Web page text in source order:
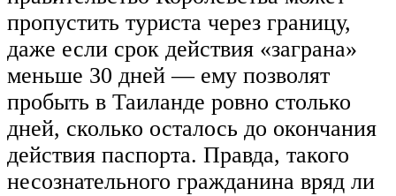
пропустить туриста через границу,
даже если срок действия «заграна»
меньше 30 дней — ему позволят
пробыть в Таиланде ровно столько
дней, сколько осталось до окончания
действия паспорта. Правда, такого
несознательного гражданина вряд ли